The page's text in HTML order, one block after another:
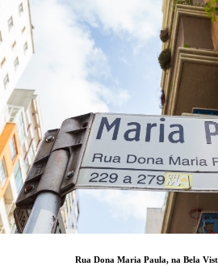
Rua Dona Maria Paula, na Bela